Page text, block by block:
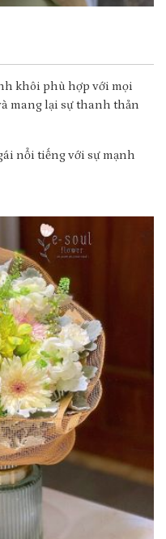
khôi phù hợp với mọi
mang lại sự thanh thản
nổi tiếng với sự mạnh